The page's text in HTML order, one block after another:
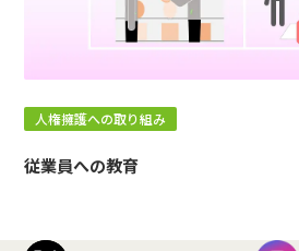
人権擁護への取り組み
従業員への教育